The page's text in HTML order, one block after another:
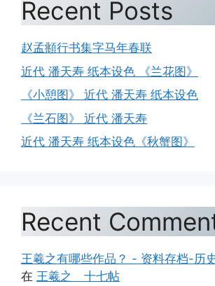
Recent Posts
赵孟頫行书集字马年春联
近代 潘天寿 纸本设色 《兰花图》
《小憩图》 近代 潘天寿 纸本设色
《兰石图》 近代 潘天寿
近代 潘天寿 纸本设色《秋蟹图》
Recent
王羲之有哪些作品？ - 资料存档-历
在 王羲之 十七帖